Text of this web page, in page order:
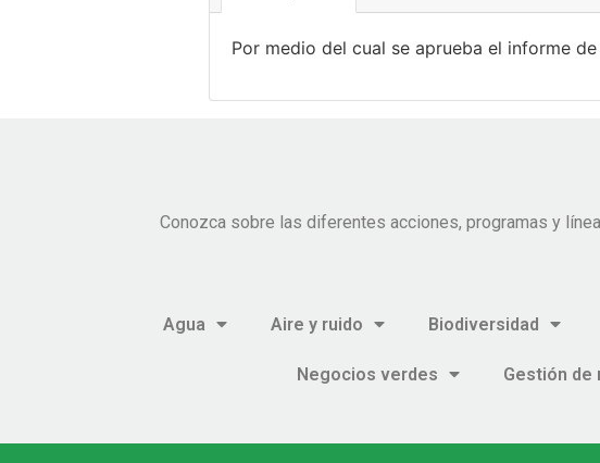
Por medio del cual se aprueba el informe
Conozca sobre las diferentes acciones, programas y
Agua Aire y ruido Biodiversidad
Negocios verdes Gestión de